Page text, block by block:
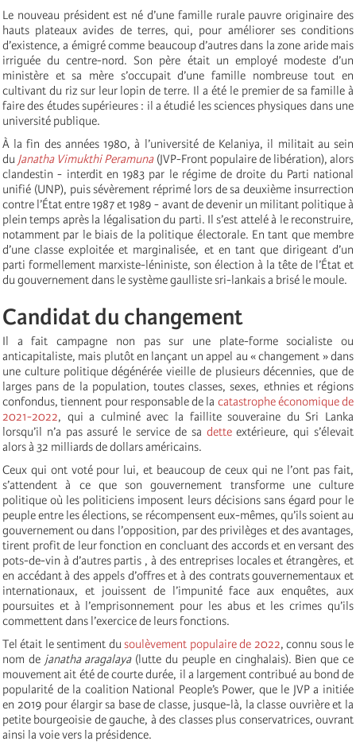
Le nouveau président est né d’une famille rurale pauvre originaire des
hauts plateaux avides de terres, qui, pour améliorer ses conditions
d’existence, a émigré comme beaucoup d’autres dans la zone aride mais
irriguée du centre-nord. Son père était un employé modeste d’un
ministère et sa mère s’occupait d’une famille nombreuse tout en
cultivant du riz sur leur lopin de terre. Il a été le premier de sa famille à
faire des études supérieures : il a étudié les sciences physiques dans une
université publique.
À la fin des années 1980, à l’université de Kelaniya, il militait au sein
du Janatha Vimukthi Peramuna(JVP-Front populaire de libération), alors
clandestin - interdit en 1983 par le régime de droite du Parti national
unifié (UNP), puis sévèrement réprimé lors de sa deuxième insurrection
contre l’État entre 1987 et 1989 - avant de devenir un militant politique à
plein temps après la légalisation du parti. Il s’est attelé à le reconstruire,
notamment par le biais de la politique électorale. En tant que membre
d’une classe exploitée et marginalisée, et en tant que dirigeant d’un
parti formellement marxiste-léniniste, son élection à la tête de l’État et
du gouvernement dans le système gaulliste sri-lankais a brisé le moule.
Candidat du changement
Il a fait campagne non pas sur une plate-forme socialiste ou
anticapitaliste, mais plutôt en lançant un appel au « changement » dans
une culture politique dégénérée vieille de plusieurs décennies, que de
larges pans de la population, toutes classes, sexes, ethnies et régions
confondus, tiennent pour responsable de la catastrophe économique de
2021-2022, qui a culminé avec la faillite souveraine du Sri Lanka
lorsqu’il n’a pas assuré le service de sa detteextérieure, qui s’élevait
alors à 32 milliards de dollars américains.
Ceux qui ont voté pour lui, et beaucoup de ceux qui ne l’ont pas fait,
s’attendent à ce que son gouvernement transforme une culture
politique où les politiciens imposent leurs décisions sans égard pour le
peuple entre les élections, se récompensent eux-mêmes, qu’ils soient au
gouvernement ou dans l’opposition, par des privilèges et des avantages,
tirent profit de leur fonction en concluant des accords et en versant des
pots-de-vin à d’autres partis , à des entreprises locales et étrangères, et
en accédant à des appels d’offres et à des contrats gouvernementaux et
internationaux, et jouissent de l’impunité face aux enquêtes, aux
poursuites et à l’emprisonnement pour les abus et les crimes qu’ils
commettent dans l’exercice de leurs fonctions.
Tel était le sentiment dusoulèvement populaire de 2022, connu sous le
nom de janatha aragalaya(lutte du peuple en cinghalais). Bien que ce
mouvement ait été de courte durée, il a largement contribué au bond de
popularité de la coalition National People’s Power, que le JVP a initiée
en 2019 pour élargir sa base de classe, jusque-là, la classe ouvrière et la
petite bourgeoisie de gauche, à des classes plus conservatrices, ouvrant
ainsi la voie vers la présidence.